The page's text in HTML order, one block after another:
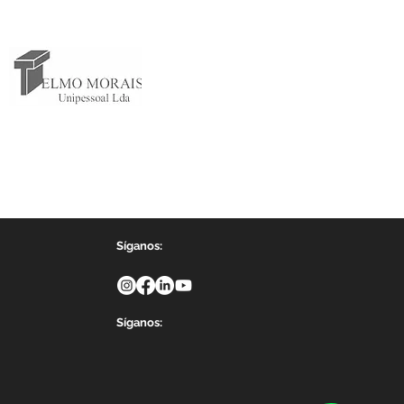
Síganos:
Síganos: